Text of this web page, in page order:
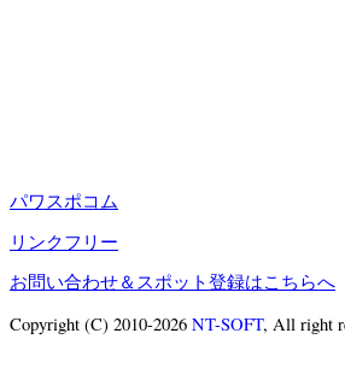
パワスポコム
リンクフリー
お問い合わせ＆スポット登録はこちらへ
Copyright (C) 2010-2026 NT-SOFT, All right